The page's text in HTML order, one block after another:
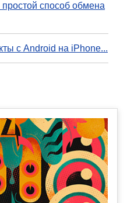
способ обмена
с Android на iPhone...